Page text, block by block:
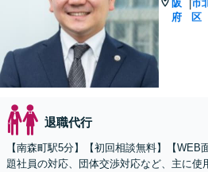
阪
府
|市
区
退職代行
【南森町駅5分】【初回相談無料】【WEB
題社員の対応、団体交渉対応など、主に使